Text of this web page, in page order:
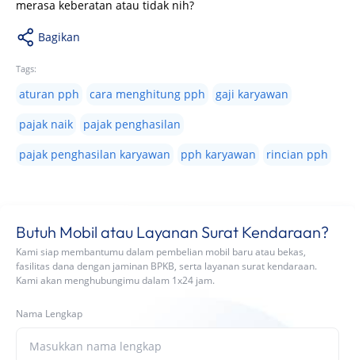
merasa keberatan atau tidak nih?
Bagikan
Tags:
aturan pph cara menghitung pph
gaji karyawan
pajak naik
pajak penghasilan
pajak penghasilan karyawan
pph karyawan rincian pph
Butuh Mobil atau Layanan Surat Kendaraan?
Kami siap membantumu dalam pembelian mobil baru atau bekas,
fasilitas dana dengan jaminan BPKB, serta layanan surat kendaraan.
Kami akan menghubungimu dalam 1x24 jam.
Nama Lengkap